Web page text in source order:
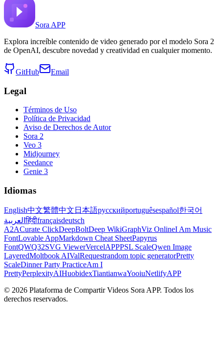
Sora APP
Explora increíble contenido de video generado por el modelo Sora 2
de OpenAI, descubre novedad y creatividad en cualquier momento.
GitHub Email
Legal
Términos de Uso
Política de Privacidad
Aviso de Derechos de Autor
Sora 2
Veo 3
Midjourney
Seedance
Genie 3
Idiomas
English中文繁體中文 日本語русскийportuguêsespañol한국어
العربيةहिंदीfrançaisdeutsch
A2ACurate ClickDeepBoltDeep WikiGraphViz OnlineI Am Music
FontLovable AppMarkdown Cheat SheetPapyrus
FontQWQ32SVG ViewerVercelAPPPSL ScaleQwen Image
LayeredMoltbook AIValRequestrandom topic generatorPretty
ScaleDinner Party PracticeAm I
PrettyPerplexityAIHuobidexTiantianwaYooiuNetlifyAPP
© 2026 Plataforma de Compartir Videos Sora APP. Todos los
derechos reservados.